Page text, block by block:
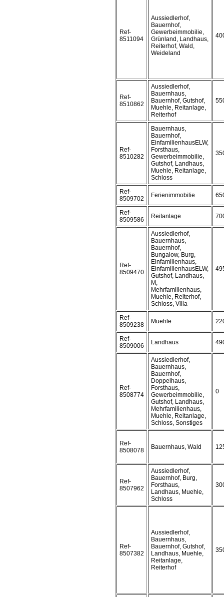
Ref-
8511094
Aussiedlerhof,
Bauernhof,
Gewerbeimmobilie,
Grünland, Landhaus,
Reiterhof, Wald,
Weideland
Ref-
8510862
Aussiedlerhof,
Bauernhaus,
Bauernhof, Gutshof,
Muehle, Reitanlage,
Reiterhof
Ref-
8510282
Bauernhaus,
Bauernhof,
EinfamilienhausELW,
Forsthaus,
Gewerbeimmobilie,
Gutshof, Landhaus,
Muehle, Reitanlage,
Schloss
Ref-
8509702
Ferienimmobilie
Ref-
8509586
Reitanlage
Ref-
8509470
Aussiedlerhof,
Bauernhaus,
Bauernhof,
Bungalow, Burg,
Einfamilienhaus,
EinfamilienhausELW,
Gutshof, Landhaus,
M,
Mehrfamilienhaus,
Muehle, Reiterhof,
Schloss, Villa
Ref-
8509238
Muehle
Ref-
8509006
Landhaus
Ref-
8508774
Aussiedlerhof,
Bauernhaus,
Bauernhof,
Doppelhaus,
Forsthaus,
Gewerbeimmobilie,
Gutshof, Landhaus,
Mehrfamilienhaus,
Muehle, Reitanlage,
Schloss, Sonstiges
0
Ref-
8508078
Bauernhaus, Wald
Ref-
8507962
Aussiedlerhof,
Bauernhof, Burg,
Forsthaus,
Landhaus, Muehle,
Schloss
Ref-
8507382
Aussiedlerhof,
Bauernhaus,
Bauernhof, Gutshof,
Landhaus, Muehle,
Reitanlage,
Reiterhof